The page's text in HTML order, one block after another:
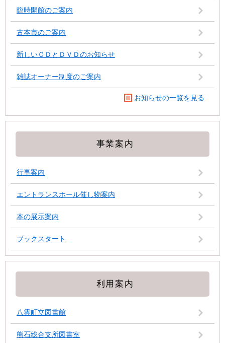
臨時開館のご案内
古本市のご案内
新しいＣＤとＤＶＤのお知らせ
雑誌オーナー制度のご案内
お知らせの一覧を見る
事業案内
行事案内
エントランスホール催し物案内
本の展示案内
ブックスタート
利用案内
八雲町立図書館
熊石総合支所図書室